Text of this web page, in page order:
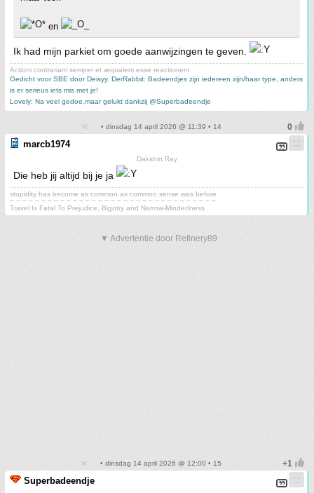
en
Ik had mijn parkiet om goede aanwijzingen te geven.
Actioni contrariam semper et æqualem esse reactionem
Gedicht voor SBE door Deisyy, DerRabbit: Badeendjes zijn iedereen zijn/haar type, anders
is er serieus iets mis met je!
Lovely: Na veel gedoe,maar gelukt dankzij @Superbadeendje
• dinsdag 14 april 2026 @ 11:39 • 14
marcb1974
Dakshin Ray
Die heb jij altijd bij je ja
stupidity has become as common as common sense was before
~ ~ ~ ~ ~ ~ ~ ~ ~ ~ ~ ~ ~ ~ ~ ~ ~ ~ ~ ~ ~ ~ ~ ~ ~ ~ ~ ~ ~ ~ ~ ~ ~
Travel Is Fatal To Prejudice, Bigotry and Narrow-Mindedness
▼ Advertentie door Refinery89
• dinsdag 14 april 2026 @ 12:00 • 15
Superbadeendje